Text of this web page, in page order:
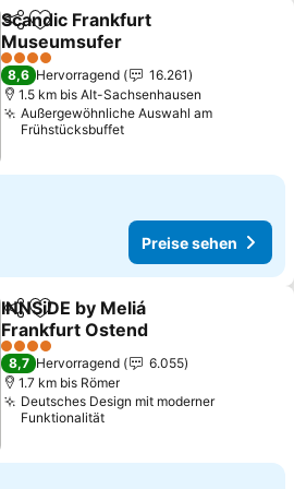
TeilenZu Favoriten hinzufügen
Scandic Frankfurt
Museumsufer
Preise sehen
4 Sterne
8,6 Hervorragend
16.261
1.5 km bis Alt-Sachsenhausen
Außergewöhnliche Auswahl am
Frühstücksbuffet
Preise sehen
TeilenZu Favoriten hinzufügen
INNSiDE by Meliá
Frankfurt Ostend
Preise sehen
4 Sterne
8,7 Hervorragend
6.055
1.7 km bis Römer
Deutsches Design mit moderner
Funktionalität